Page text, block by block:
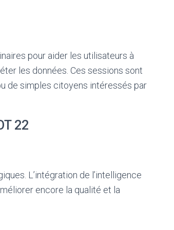
pour aider les utilisateurs à
les données. Ces sessions sont
de simples citoyens intéressés par
22
L’intégration de l’intelligence
encore la qualité et la